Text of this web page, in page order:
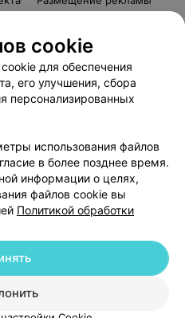
Способы оплаты
Партнеры
103.by
данных
| 220012, Республика Беларусь,
+375 291212755
cookie
для обеспечения
его улучшения, сбора
персонализированных
использования файлов
в более позднее время.
информации о целях,
файлов cookie вы
Политикой обработки